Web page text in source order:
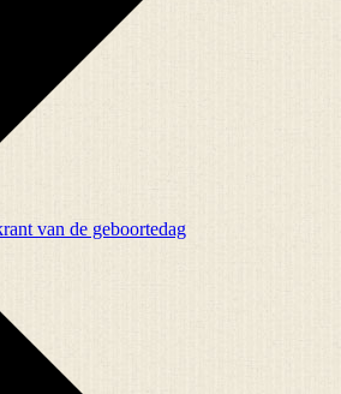
van de geboortedag